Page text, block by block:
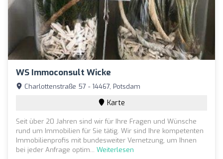
WS Immoconsult Wicke
Charlottenstraße 57 - 14467, Potsdam
Karte
Seit über 20 Jahren sind wir für Ihre Fragen und Wünsche
rund um Immobilien für Sie tätig. Wir sind Ihre kompetenten
Immobilienprofis mit bundesweiter Vernetzung, um Ihnen
bei jeder Anfrage optim... Weiterlesen